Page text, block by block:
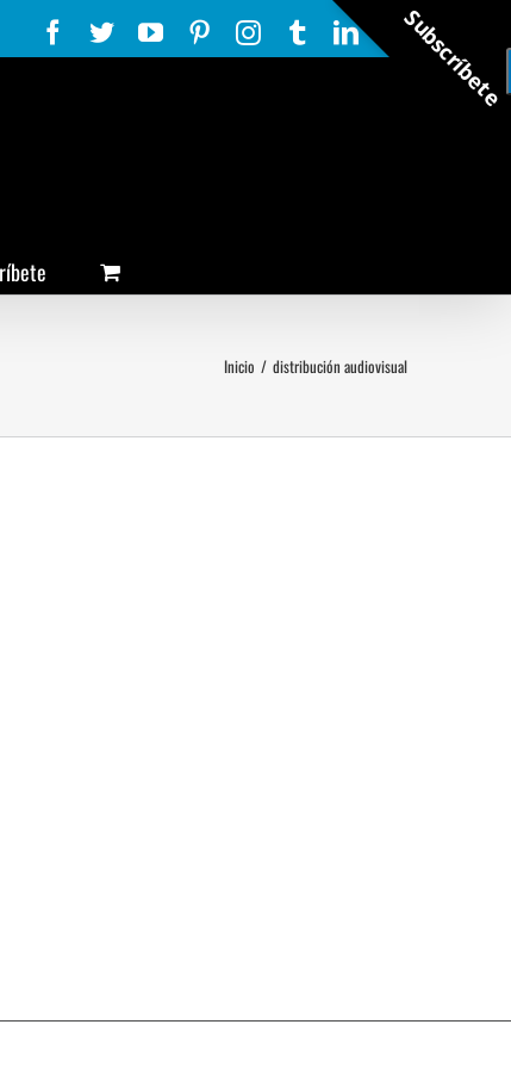
Facebook
TwitterYouTubePinterestInstagram
TumblrLinkedIn
Rss
Inicio / distribución audiovisual
Subscríbete